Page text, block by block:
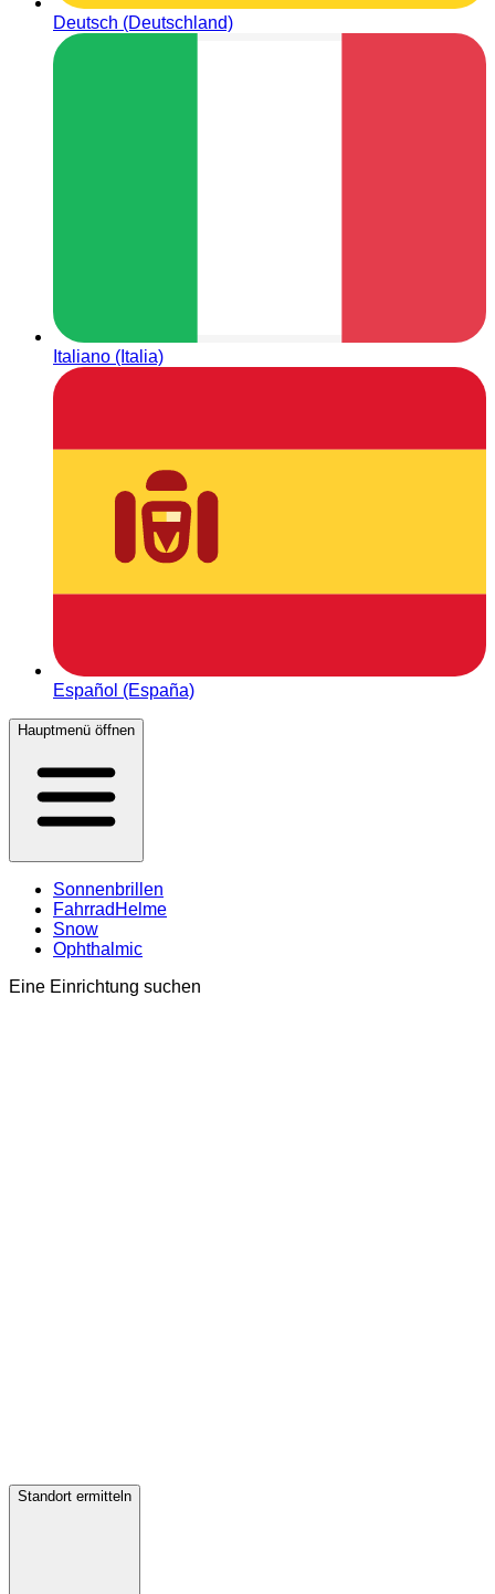
Deutsch (Deutschland)
Italiano (Italia)
Español (España)
Hauptmenü öffnen
Sonnenbrillen
FahrradHelme
Snow
Ophthalmic
Eine Einrichtung suchen
Standort ermitteln